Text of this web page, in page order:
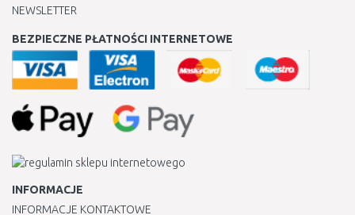
NEWSLETTER
BEZPIECZNE PŁATNOŚCI INTERNETOWE
INFORMACJE
INFORMACJE KONTAKTOWE